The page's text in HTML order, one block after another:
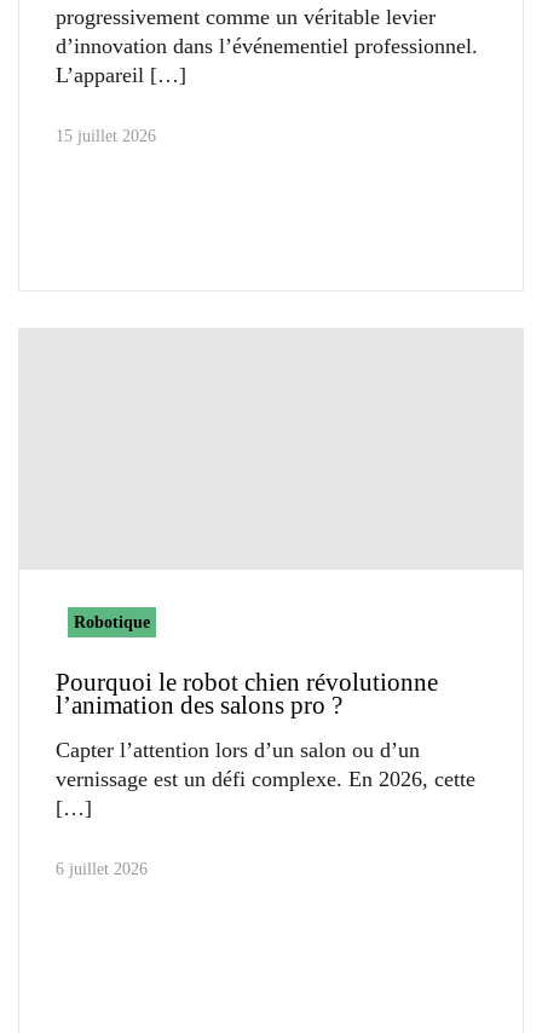
progressivement comme un véritable levier
d’innovation dans l’événementiel professionnel.
L’appareil
15 juillet 2026
Robotique
Pourquoi le robot chien révolutionne
l’animation des salons pro ?
Capter l’attention lors d’un salon ou d’un
vernissage est un défi complexe. En 2026, cette
6 juillet 2026